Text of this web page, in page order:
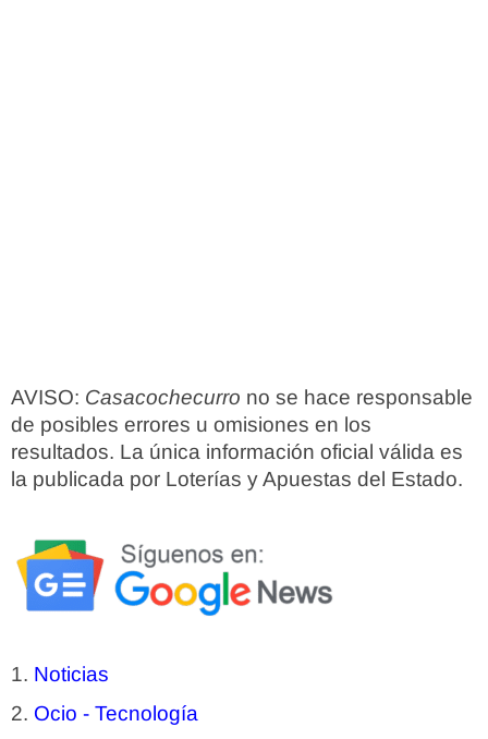
AVISO: Casacochecurro no se hace responsable
de posibles errores u omisiones en los
resultados. La única información oficial válida es
la publicada por Loterías y Apuestas del Estado.
Noticias
Ocio - Tecnología